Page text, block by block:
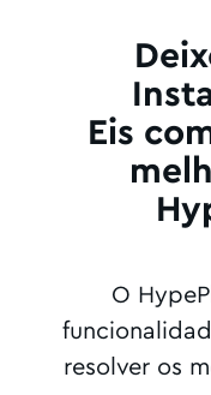
Eis
O
resolver os